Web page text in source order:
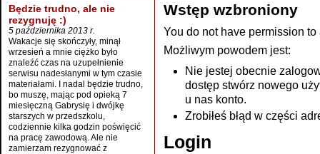
Będzie trudno, ale nie
rezygnuję :)
5 października 2013 r.
Wakacje się skończyły, minął
wrzesień a mnie ciężko było
znaleźć czas na uzupełnienie
serwisu nadesłanymi w tym czasie
materiałami. I nadal będzie trudno,
bo muszę, mając pod opieką 7
miesięczną Gabrysię i dwójkę
starszych w przedszkolu,
codziennie kilka godzin poświęcić
na pracę zawodową. Ale nie
zamierzam rezygnować z
Wstęp wzbroniony
You do not have permission
Możliwym powodem jest:
Nie jestej obecnie
dostęp stwórz nowego
u nas konto.
Zrobiłeś błąd w części
Login